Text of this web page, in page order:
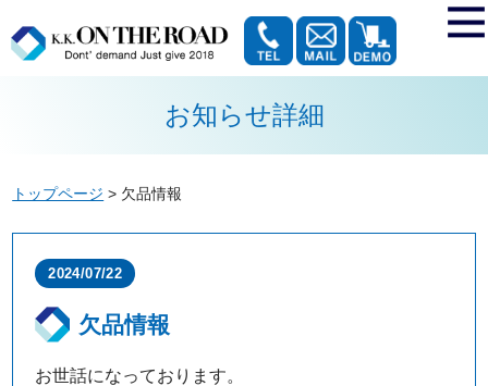
お知らせ詳細
トップページ > 欠品情報
2024/07/22
欠品情報
お世話になっております。